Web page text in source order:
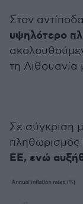
Στον
υψηλότερο
τη Λιθουανία
Σε σύγκριση
πληθωρισμός
ΕΕ, ενώ